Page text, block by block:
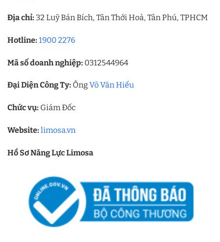
Địa chỉ: 32 Luỹ Bán Bích, Tân Thới Hoà, Tân Phú, TPHCM
Hotline: 1900 2276
Mã số doanh nghiệp: 0312544964
Đại Diện Công Ty: ÔngVõ Văn Hiếu
Chức vụ: Giám Đốc
Website: limosa.vn
Hồ Sơ Năng Lực Limosa